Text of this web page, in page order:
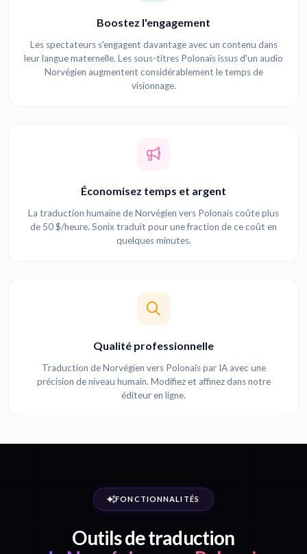
Boostez l'engagement
Les spectateurs s'engagent davantage avec un contenu dans
leur langue maternelle. Les sous-titres Polonais issus d'un audio
Norvégien augmentent considérablement le temps de
visionnage.
Économisez temps et argent
La traduction humaine de Norvégien vers Polonais coûte plus
de 50 $/heure. Sonix traduit pour une fraction de ce coût en
quelques minutes.
Qualité professionnelle
Traduction de Norvégien vers Polonais par IA avec une
précision de niveau humain. Modifiez et affinez dans notre
éditeur en ligne.
FONCTIONNALITÉS
Outils de traduction